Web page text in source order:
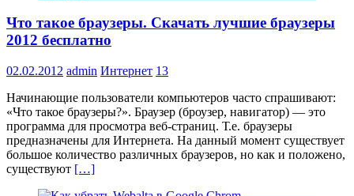
Что такое браузеры. Скачать лучшие браузеры
2012 бесплатно
02.02.2012 admin Интернет 13
Начинающие пользователи компьютеров часто спрашивают:
«Что такое браузеры?». Браузер (броузер, навигатор) — это
программа для просмотра веб-страниц. Т.е. браузеры
предназначены для Интернета. На данный момент существует
большое количество различных браузеров, но как и положено,
существуют […]